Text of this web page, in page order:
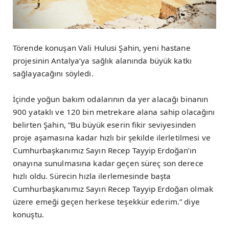
Törende konuşan Vali Hulusi Şahin, yeni hastane
projesinin Antalya’ya sağlık alanında büyük katkı
sağlayacağını söyledi.
İçinde yoğun bakım odalarının da yer alacağı binanın
900 yataklı ve 120 bin metrekare alana sahip olacağını
belirten Şahin, “Bu büyük eserin fikir seviyesinden
proje aşamasına kadar hızlı bir şekilde ilerletilmesi ve
Cumhurbaşkanımız Sayın Recep Tayyip Erdoğan’ın
onayına sunulmasına kadar geçen süreç son derece
hızlı oldu. Sürecin hızla ilerlemesinde başta
Cumhurbaşkanımız Sayın Recep Tayyip Erdoğan olmak
üzere emeği geçen herkese teşekkür ederim.” diye
konuştu.